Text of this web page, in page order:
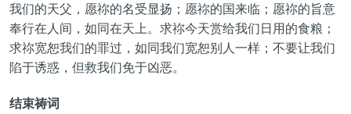
我们的天父，愿祢的名受显扬；愿祢的国来临；愿祢的旨意
奉行在人间，如同在天上。求祢今天赏给我们日用的食粮；
求祢宽恕我们的罪过，如同我们宽恕别人一样；不要让我们
陷于诱惑，但救我们免于凶恶。
结束祷词